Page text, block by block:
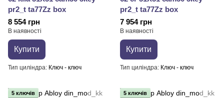
pr2_t ta77Zz box
8 554 грн
В наявності
Купити
Тип циліндра Ключ - ключ
pr2_t ta77Zz box
7 954 грн
В наявності
Купити
Тип циліндра Ключ - ключ
5 ключів
5 ключів